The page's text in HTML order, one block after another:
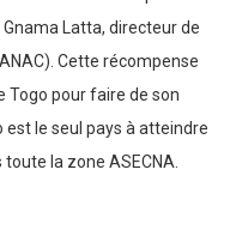
Latta, directeur de
Cette récompense
pour faire de son
est le seul pays à atteindre
la zone ASECNA.